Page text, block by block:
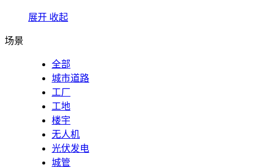
展开 收起
场景
全部
城市道路
工厂
工地
楼宇
无人机
光伏发电
城管